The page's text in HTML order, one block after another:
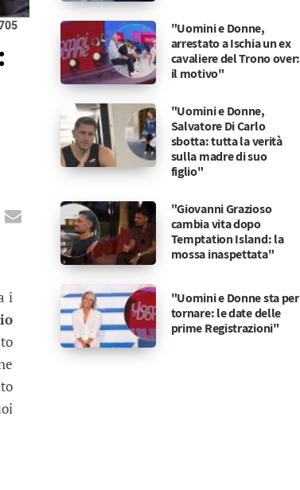
le scuse da Zequila!”
dette durante la finale
i
"Uomini e Donne,
arrestato a Ischia un ex
cavaliere del Trono over:
il motivo"
"Uomini e Donne,
Salvatore Di Carlo
sbotta: tutta la verità
sulla madre di suo
figlio"
"Giovanni Grazioso
cambia vita dopo
Temptation Island: la
mossa inaspettata"
"Uomini e Donne sta per
tornare: le date delle
prime Registrazioni"